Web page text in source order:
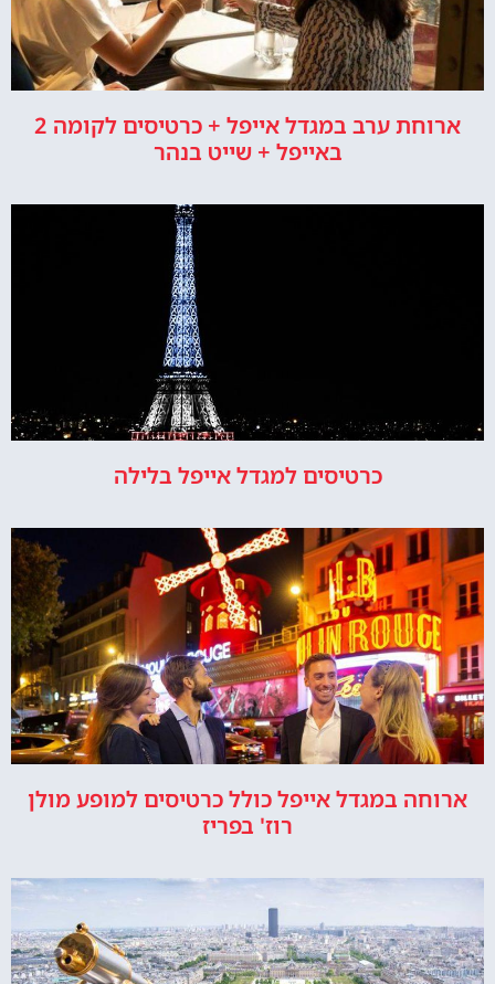
ארוחת ערב במגדל אייפל + כרטיסים לקומה 2
באייפל + שייט בנהר
כרטיסים למגדל אייפל בלילה
ארוחה במגדל אייפל כולל כרטיסים למופע מולן
רוז' בפריז